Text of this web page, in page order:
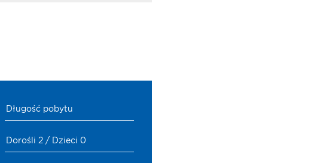
Długość pobytu
Dorośli 2 / Dzieci 0